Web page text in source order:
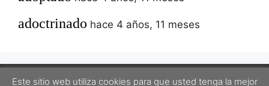
adoctrinado hace 4 años, 11 meses
Este sitio web utiliza cookies para que usted tenga la mejor